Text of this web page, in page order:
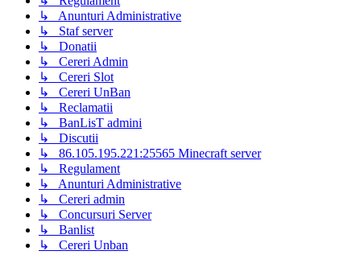
↳ Anunturi Administrative
↳ Staf server
↳ Donatii
↳ Cereri Admin
↳ Cereri Slot
↳ Cereri UnBan
↳ Reclamatii
↳ BanLisT admini
↳ Discutii
↳ 86.105.195.221:25565 Minecraft server
↳ Regulament
↳ Anunturi Administrative
↳ Cereri admin
↳ Concursuri Server
↳ Banlist
↳ Cereri Unban